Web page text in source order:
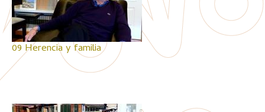
09 Herencia y familia